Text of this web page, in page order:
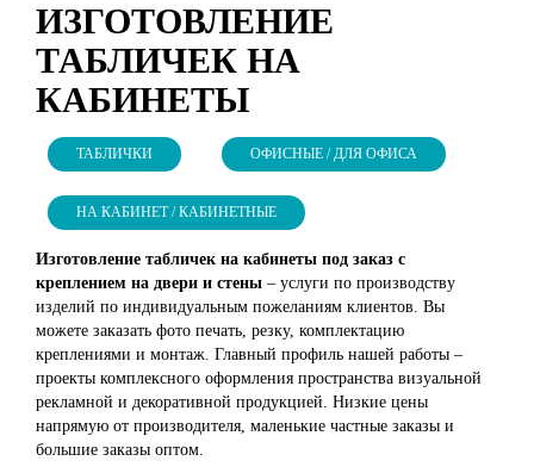
ИЗГОТОВЛЕНИЕ
ТАБЛИЧЕК НА
КАБИНЕТЫ
ТАБЛИЧКИ ОФИСНЫЕ / ДЛЯ ОФИСА
НА КАБИНЕТ / КАБИНЕТНЫЕ
Изготовление табличек на кабинеты под заказ с
креплением на двери и стены – услуги по производству
изделий по индивидуальным пожеланиям клиентов. Вы
можете заказать фото печать, резку, комплектацию
креплениями и монтаж. Главный профиль нашей работы –
проекты комплексного оформления пространства визуальной
рекламной и декоративной продукцией. Низкие цены
напрямую от производителя, маленькие частные заказы и
большие заказы оптом.